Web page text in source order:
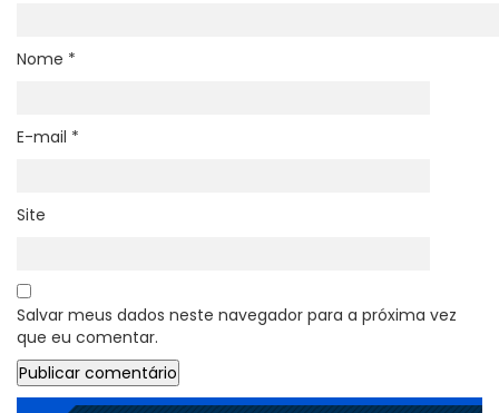
Nome *
E-mail *
Site
Salvar meus dados neste navegador para a próxima vez
que eu comentar.